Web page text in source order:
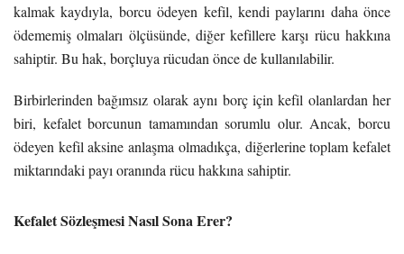
kalmak kaydıyla, borcu ödeyen kefil, kendi paylarını daha önce
ödememiş olmaları ölçüsünde, diğer kefillere karşı rücu hakkına
sahiptir. Bu hak, borçluya rücudan önce de kullanılabilir.
Birbirlerinden bağımsız olarak aynı borç için kefil olanlardan her
biri, kefalet borcunun tamamından sorumlu olur. Ancak, borcu
ödeyen kefil aksine anlaşma olmadıkça, diğerlerine toplam kefalet
miktarındaki payı oranında rücu hakkına sahiptir.
Kefalet Sözleşmesi Nasıl Sona Erer?